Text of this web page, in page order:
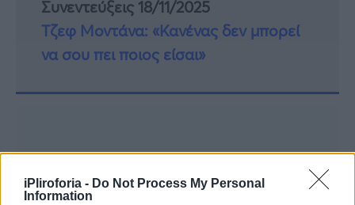
iPliroforia - Do Not Process My Personal
Information
Συνεντεύξεις 18/11/2025
Τζεφ Μοντάνα: «Κανένας δεν μπορεί
να σου πει ποιος είσαι»